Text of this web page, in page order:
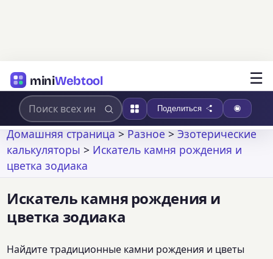
miniWebtool ☰
Поделиться
Домашняя страница>Разное>Эзотерические
калькуляторы > Искатель камня рождения и
цветка зодиака
Искатель камня рождения и
цветка зодиака
Найдите традиционные камни рождения и цветы